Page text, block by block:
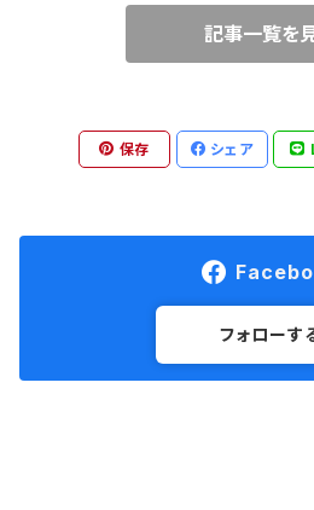
記事一覧を
保存 シェア
フォローす